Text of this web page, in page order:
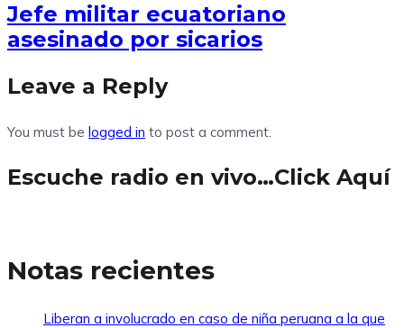
Jefe militar ecuatoriano
asesinado por sicarios
Leave a Reply
You must be logged in to post a comment.
Escuche radio en vivo…Click Aquí
Notas recientes
Liberan a involucrado en caso de niña peruana a la que